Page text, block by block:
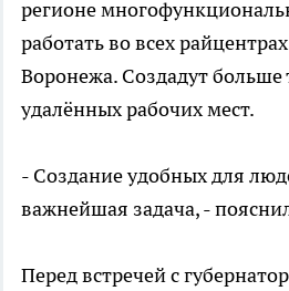
регионе
работать во всех
Воронежа. Создадут больше
удалённых рабочих мест.
- Создание удобных для
важнейшая задача, -
Перед встречей с